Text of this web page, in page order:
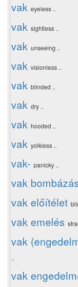
vak eyeless ..
vak sightless ..
vak unseeing ..
vak visionless ..
vak blinded ..
vak dry ..
vak hooded ..
vak yolkless ..
vak- panicky ..
vak
vak előítélet
vak emelés
vak
..
vak